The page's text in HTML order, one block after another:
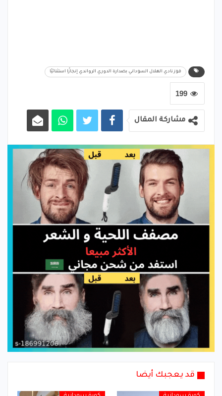
فوز نادي الهلال السوداني بصدارة الدوري الرواندي إنجازًا استثنائيًا
199
مشاركة المقال
قد يعجبك أيضا